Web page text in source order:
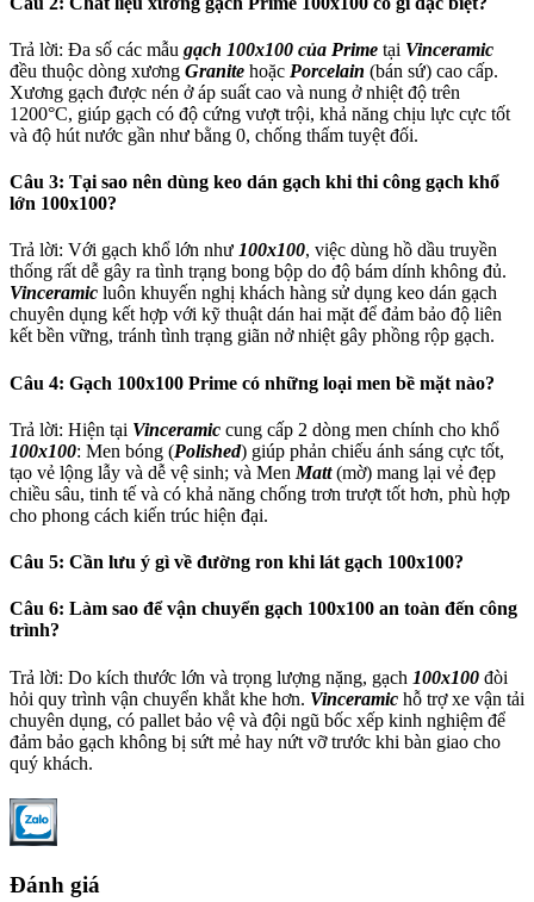
Trả lời: Đa số các mẫu gạch 100x100 của Prime tại Vinceramic
đều thuộc dòng xương Granite hoặc Porcelain (bán sứ) cao cấp.
Xương gạch được nén ở áp suất cao và nung ở nhiệt độ trên
1200°C, giúp gạch có độ cứng vượt trội, khả năng chịu lực cực tốt
và độ hút nước gần như bằng 0, chống thấm tuyệt đối.
Câu 3: Tại sao nên dùng keo dán gạch khi thi công gạch khổ
lớn 100x100?
Trả lời: Với gạch khổ lớn như 100x100, việc dùng hồ dầu truyền
thống rất dễ gây ra tình trạng bong bộp do độ bám dính không đủ.
Vinceramic luôn khuyến nghị khách hàng sử dụng keo dán gạch
chuyên dụng kết hợp với kỹ thuật dán hai mặt để đảm bảo độ liên
kết bền vững, tránh tình trạng giãn nở nhiệt gây phồng rộp gạch.
Câu 4: Gạch 100x100 Prime có những loại men bề mặt nào?
Trả lời: Hiện tại Vinceramic cung cấp 2 dòng men chính cho khổ
100x100: Men bóng (Polished) giúp phản chiếu ánh sáng cực tốt,
tạo vẻ lộng lẫy và dễ vệ sinh; và Men Matt(mờ) mang lại vẻ đẹp
chiều sâu, tinh tế và có khả năng chống trơn trượt tốt hơn, phù hợp
cho phong cách kiến trúc hiện đại.
Câu 5: Cần lưu ý gì về đường ron khi lát gạch 100x100?
Câu 6: Làm sao để vận chuyển gạch 100x100 an toàn đến công
trình?
Trả lời: Do kích thước lớn và trọng lượng nặng, gạch 100x100 đòi
hỏi quy trình vận chuyển khắt khe hơn. Vinceramic hỗ trợ xe vận tải
chuyên dụng, có pallet bảo vệ và đội ngũ bốc xếp kinh nghiệm để
đảm bảo gạch không bị sứt mẻ hay nứt vỡ trước khi bàn giao cho
quý khách.
Đánh giá